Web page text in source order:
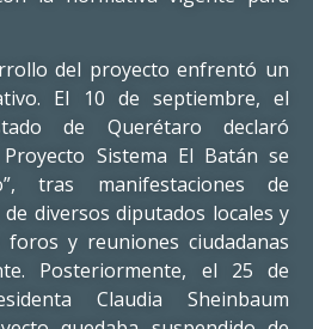
del proyecto enfrentó un
El 10 de septiembre, el
de Querétaro declaró
Sistema El Batán se
tras manifestaciones de
diversos diputados locales y
y reuniones ciudadanas
Posteriormente, el 25 de
Claudia Sheinbaum